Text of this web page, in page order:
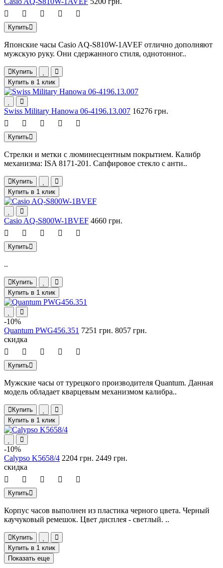
Купить
Японские часы Casio AQ-S810W-1AVEF отлично дополняют
мужскую руку. Они сдержанного стиля, однотонног..
Купить
Купить в 1 клик
Swiss Military Hanowa 06-4196.13.007 16276 грн.
Купить
Стрелки и метки с люминесцентным покрытием. Калибр
механизма: ISA 8171-201. Сапфировое стекло с анти..
Купить
Купить в 1 клик
Casio AQ-S800W-1BVEF 4660 грн.
Купить
..
Купить
Купить в 1 клик
-10%
Quantum PWG456.351 7251 грн. 8057 грн.
скидка
Купить
Мужские часы от турецкого производителя Quantum. Данная
модель обладает кварцевым механизмом калибра..
Купить
Купить в 1 клик
-10%
Calypso K5658/4 2204 грн. 2449 грн.
скидка
Купить
Корпус часов выполнен из пластика черного цвета. Черный
каучуковый ремешок. Цвет дисплея - светлый. ..
Купить
Купить в 1 клик
Показать еще